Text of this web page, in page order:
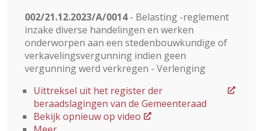
002/21.12.2023/A/0014- Belasting -reglement
inzake diverse handelingen en werken
onderworpen aan een stedenbouwkundige of
verkavelingsvergunning indien geen
vergunning werd verkregen - Verlenging
Uittreksel uit het register der
beraadslagingen van de Gemeenteraad
Bekijk opnieuw op video